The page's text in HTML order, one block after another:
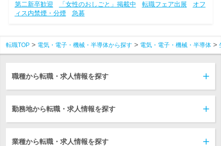
第二新卒歓迎
「女性のおしごと」掲載中 転職フェア出展
オフ
ィス内禁煙・分煙
急募
転職TOP 電気・電子・機械・半導体から探す 電気・電子・機械・半導体
職種から転職・求人情報を探す
勤務地から転職・求人情報を探す
業種から転職・求人情報を探す